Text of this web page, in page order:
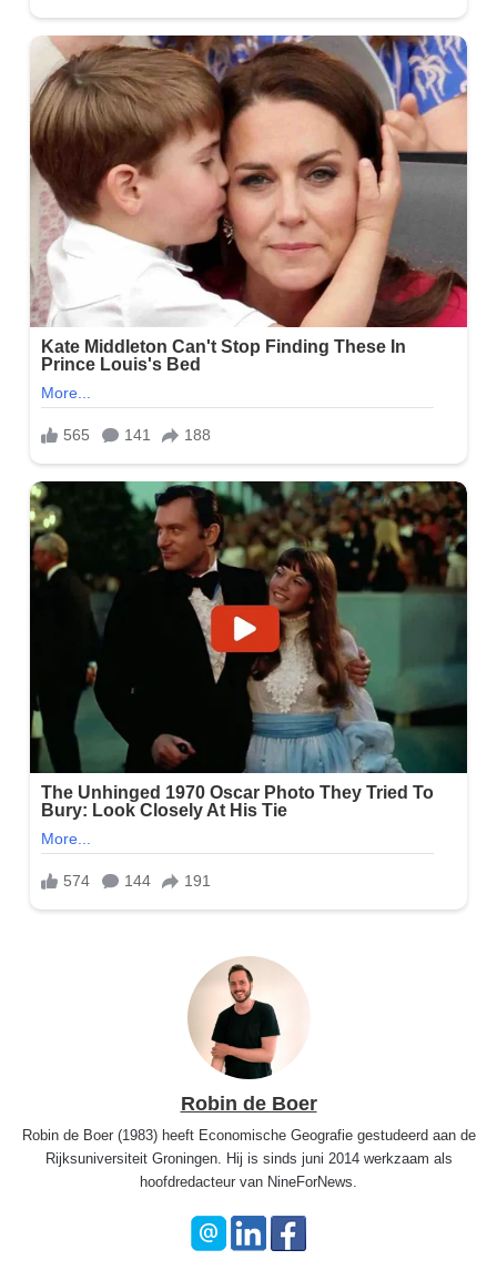
Robin de Boer
Robin de Boer (1983) heeft Economische Geografie gestudeerd aan de
Rijksuniversiteit Groningen. Hij is sinds juni 2014 werkzaam als
hoofdredacteur van NineForNews.